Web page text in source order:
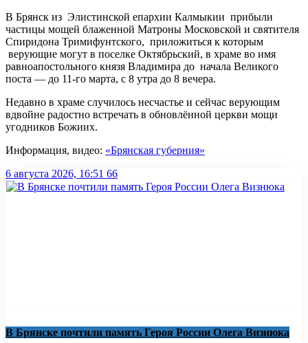
В Брянск из Элистинской епархии Калмыкии прибыли
частицы мощей блаженной Матроны Московской и святителя
Спиридона Тримифунтского, приложиться к которым
верующие могут в поселке Октябрьский, в храме во имя
равноапостольного князя Владимира до начала Великого
поста — до 11-го марта, с 8 утра до 8 вечера.
Недавно в храме случилось несчастье и сейчас верующим
вдвойне радостно встречать в обновлённой церкви мощи
угодников Божиих.
Информация, видео: «Брянская губерния»
6 августа 2026, 16:51 66
В Брянске почтили память Героя России Олега Визнюка